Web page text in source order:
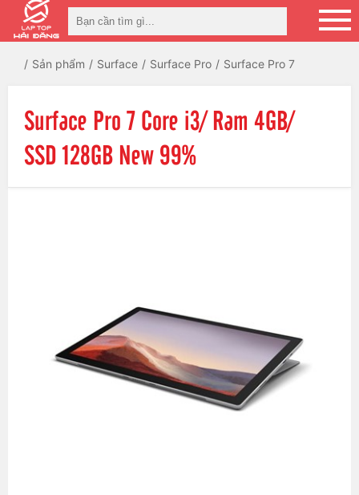
Sản phẩm Surface Surface Pro Surface Pro 7
Surface Pro 7 Core i3/ Ram 4GB/
SSD 128GB New 99%